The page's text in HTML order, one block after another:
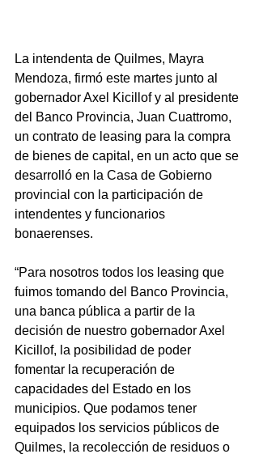
La intendenta de Quilmes, Mayra
Mendoza, firmó este martes junto al
gobernador Axel Kicillof y al presidente
del Banco Provincia, Juan Cuattromo,
un contrato de leasing para la compra
de bienes de capital, en un acto que se
desarrolló en la Casa de Gobierno
provincial con la participación de
intendentes y funcionarios
bonaerenses.
“Para nosotros todos los leasing que
fuimos tomando del Banco Provincia,
una banca pública a partir de la
decisión de nuestro gobernador Axel
Kicillof, la posibilidad de poder
fomentar la recuperación de
capacidades del Estado en los
municipios. Que podamos tener
equipados los servicios públicos de
Quilmes, la recolección de residuos o